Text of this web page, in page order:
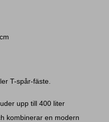
T-spår-fäste.
upp till 400 liter
kombinerar en modern